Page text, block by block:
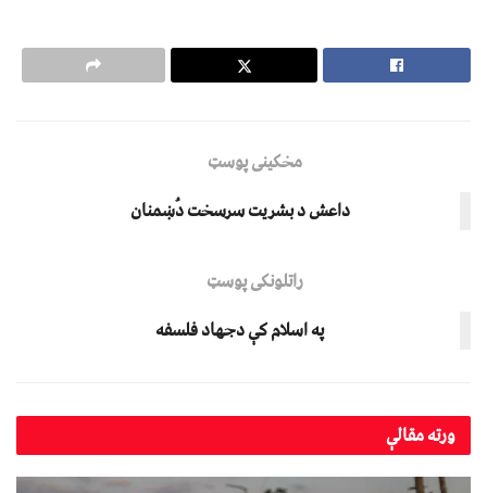
مخکینی پوسټ
داعش د بشریت سرسخت دُښمنان
راتلونکی پوسټ
په اسلام کې دجهاد فلسفه
ورتهمقالې